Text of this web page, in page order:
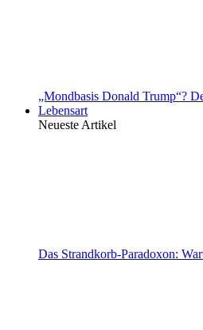
„Mondbasis Donald Trump“?
Lebensart
Neueste Artikel
Das Strandkorb-Paradoxon: